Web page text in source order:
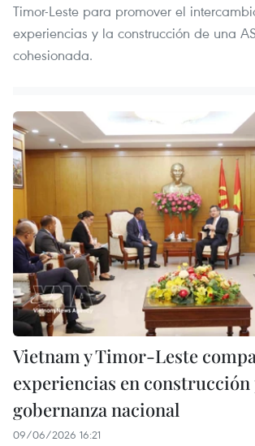
Timor-Leste para promover el
experiencias y la construcción de una
cohesionada.
Vietnam y Timor-Leste
experiencias en
gobernanza nacional
09/06/2026 16:21